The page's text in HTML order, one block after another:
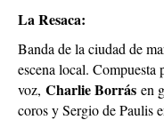
La Resaca:
Banda de la ciudad de
escena local. Compuesta
voz, Charlie Borrás en
coros y Sergio de Paulis